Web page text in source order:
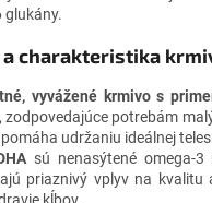
glukány.
charakteristika
vyvážené krmivo s
, zodpovedajúce potrebám
udržaniu ideálnej
sú nenasýtené omega-3
priaznivý vplyv na kvalitu